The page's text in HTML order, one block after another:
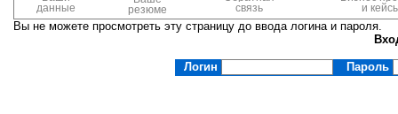
данные
резюме
связь
и
Вы не можете просмотреть эту страницу до ввода логина и пароля.
Логин Пароль